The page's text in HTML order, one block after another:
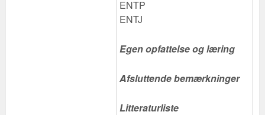
ENTP
ENTJ
Egen opfattelse og læring
Afsluttende bemærkninger
Litteraturliste